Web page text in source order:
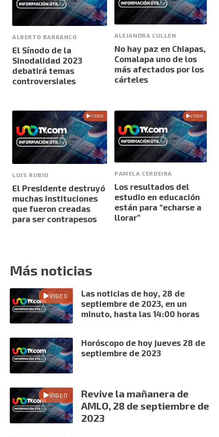
ALBERTO BARRANCO
El Sínodo de la
Sinodalidad 2023
debatirá temas
controversiales
ALEJANDRA CULLEN
No hay paz en Chiapas,
Comalapa uno de los
más afectados por los
cárteles
VIDEO
LUIS RUBIO
El Presidente destruyó
muchas instituciones
que fueron creadas
para ser contrapesos
VIDEO
PAMELA CERDEIRA
Los resultados del
estudio en educación
están para “echarse a
llorar”
Más noticias
VIDEO
Las noticias de hoy, 28 de
septiembre de 2023, en un
minuto, hasta las 14:00 horas
Horóscopo de hoy jueves 28 de
septiembre de 2023
VIDEO
Revive la mañanera de
AMLO, 28 de septiembre de
2023